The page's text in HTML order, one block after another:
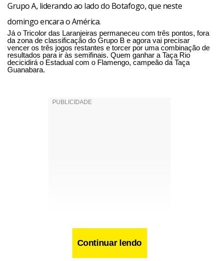
Grupo A, liderando ao lado do Botafogo, que neste
domingo encara o América.
Já o Tricolor das Laranjeiras permaneceu com três pontos, fora
da zona de classificação do Grupo B e agora vai precisar
vencer os três jogos restantes e torcer por uma combinação de
resultados para ir às semifinais. Quem ganhar a Taça Rio
decicidirá o Estadual com o Flamengo, campeão da Taça
Guanabara.
Continuar lendo